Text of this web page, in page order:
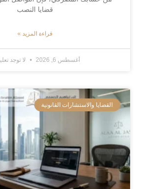
قضايا النصب
قراءة المزيد »
أغسطس 6, 2026 لا توجد
القضايا والاستشارات القانونية